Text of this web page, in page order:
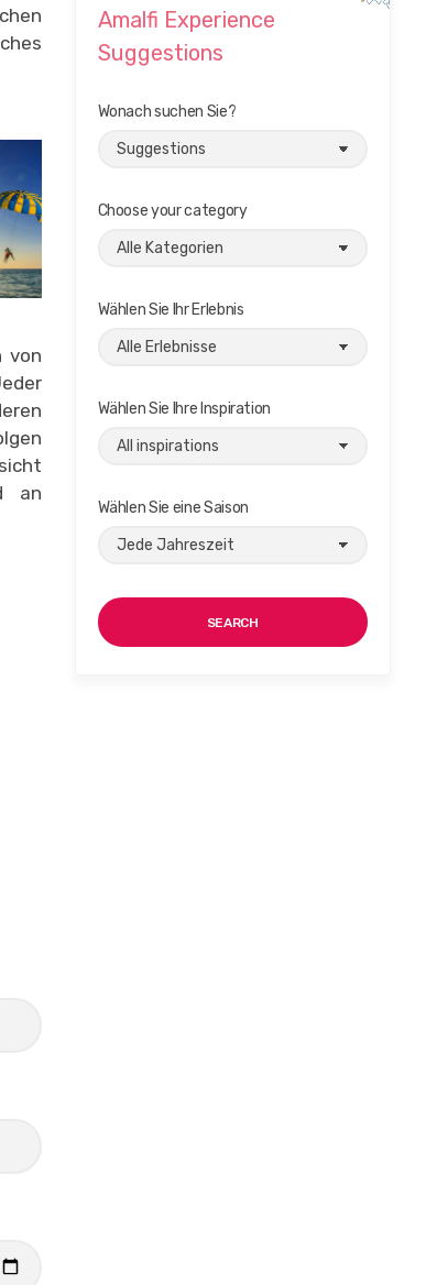
von
an
Amalfi Experience
Suggestions
Wonach suchen Sie?
Choose your category
Wählen Sie Ihr Erlebnis
Wählen Sie Ihre Inspiration
Wählen Sie eine Saison
SEARCH